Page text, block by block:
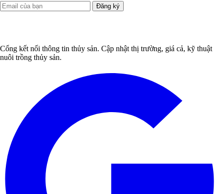
Đăng ký
Cổng kết nối thông tin thủy sản. Cập nhật thị trường, giá cả, kỹ thuật
nuôi trồng thủy sản.